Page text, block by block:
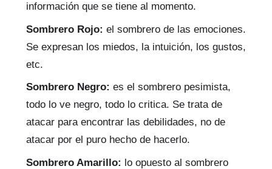
información que se tiene al momento.
Sombrero Rojo: el sombrero de las emociones.
Se expresan los miedos, la intuición, los gustos,
etc.
Sombrero Negro: es el sombrero pesimista,
todo lo ve negro, todo lo critica. Se trata de
atacar para encontrar las debilidades, no de
atacar por el puro hecho de hacerlo.
Sombrero Amarillo: lo opuesto al sombrero